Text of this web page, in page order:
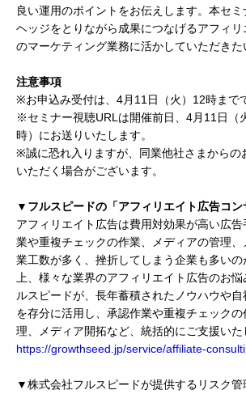
良い運用のポイントをお伝えします。本セ
ヘッジをとりながら成果につなげるアフィ
のマーケティング業務に活かしていただきた
注意事項
※お申込み受付は、4月11日（火）12時まで
※セミナー視聴URLは開催前日、4月11日（
時）にお送りいたします。
※誠に恐れ入りますが、同業他社さまからの
いただく場合がございます。
▼フルスピードの「アフィリエイト広告コン
アフィリエイト広告は費用対効果が高い広
業や重複チェックの作業、メディアの管理
業工数が多く、挫折してしまう企業も多い
上、様々な業界のアフィリエイト広告のお
ルスピードが、長年蓄積されたノウハウや
を存分に活用し、承認作業や重複チェック
理、メディア開拓など、統括的にご支援いた
https://growthseed.jp/service/affiliate-
▼株式会社フルスピードが提供するリスク管